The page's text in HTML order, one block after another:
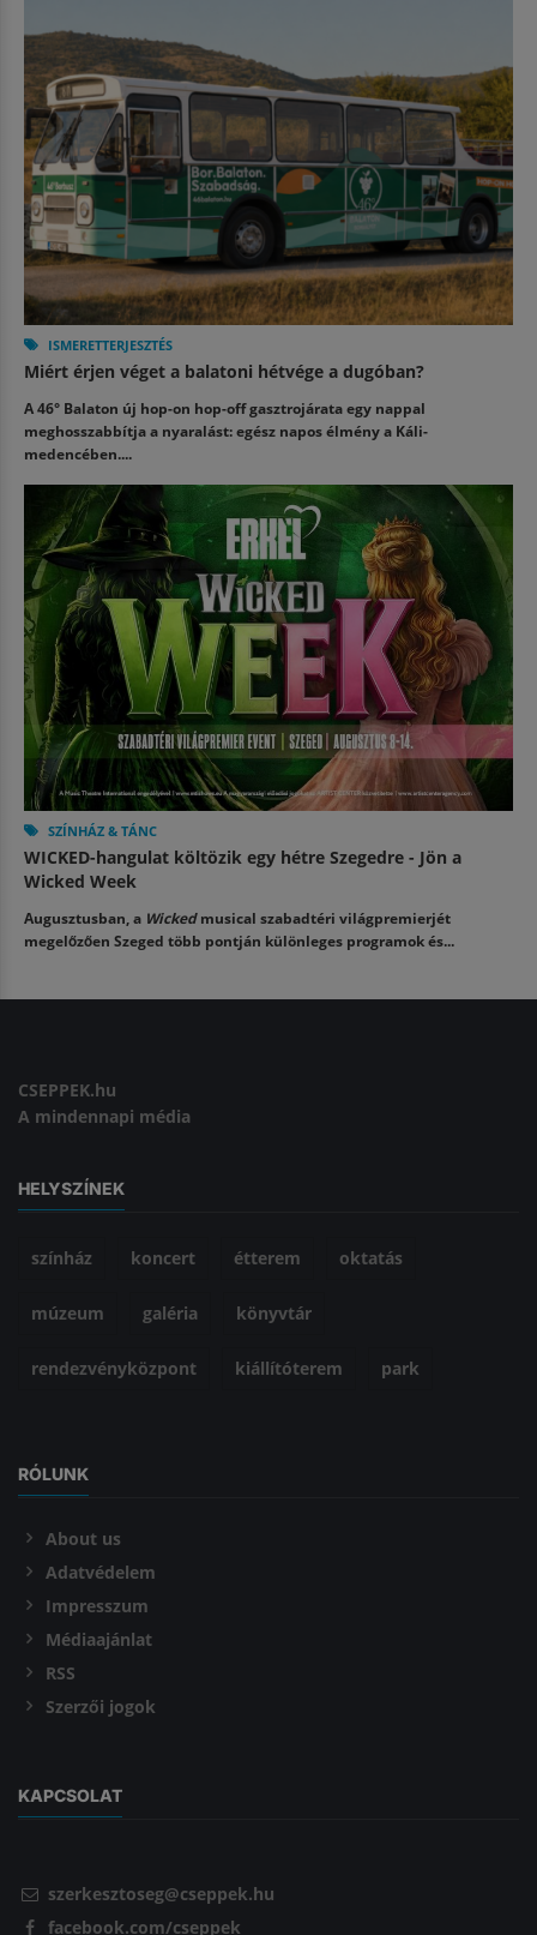
ISMERETTERJESZTÉS
Miért érjen véget a balatoni hétvége a dugóban?
A 46° Balaton új hop-on hop-off gasztrojárata egy nappal
meghosszabbítja a nyaralást: egész napos élmény a Káli-
medencében....
SZÍNHÁZ & TÁNC
WICKED-hangulat költözik egy hétre Szegedre - Jön a
Wicked Week
Augusztusban, a Wickedmusical szabadtéri világpremierjét
megelőzően Szeged több pontján különleges programok és...
CSEPPEK.hu
A mindennapi média
HELYSZÍNEK
színház koncert étterem oktatás
múzeum galéria könyvtár
rendezvényközpont kiállítóterem park
RÓLUNK
About us
Adatvédelem
Impresszum
Médiaajánlat
RSS
Szerzői jogok
KAPCSOLAT
szerkesztoseg@cseppek.hu
facebook.com/cseppek